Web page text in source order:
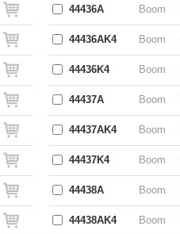
44436A Boom
44436AK4 Boom
44436K4 Boom
44437A Boom
44437AK4 Boom
44437K4 Boom
44438A Boom
44438AK4 Boom